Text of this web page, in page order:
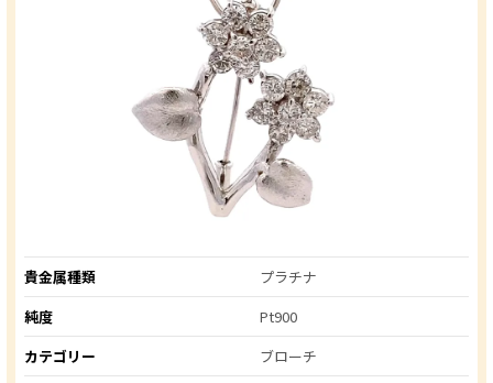
貴金属種類
プラチナ
純度
Pt900
カテゴリー
ブローチ